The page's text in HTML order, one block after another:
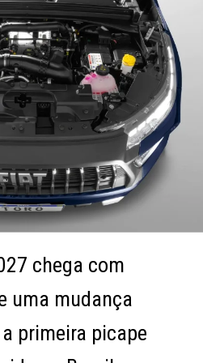
chega com
uma mudança
primeira picape
chega com
uma mudança
primeira picape